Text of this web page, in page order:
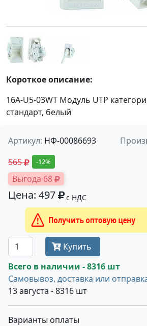
Короткое описание:
16A-U5-03WT Модуль UTP
стандарт, белый
Артикул: НФ-00086693
565
-12%
Выгода 68
Цена: 497 с НДС
Получить
Купить
Всего в наличии - 8316 шт
Самовывоз, доставка или
13 августа - 8316 шт
Варианты оплаты